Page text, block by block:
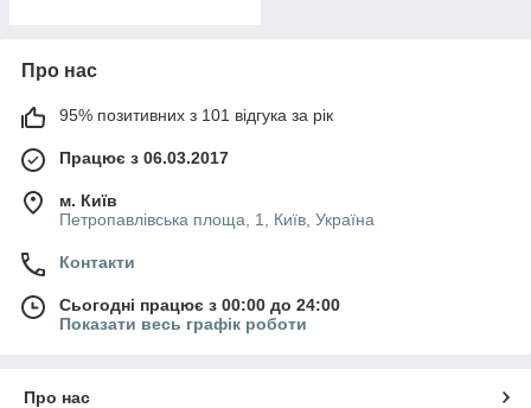
Про нас
95% позитивних з 101 відгука за рік
Працює з 06.03.2017
м. Київ
Петропавлівська площа, 1, Київ, Україна
Контакти
Сьогодні працює з 00:00 до 24:00
Показати весь графік роботи
Про нас